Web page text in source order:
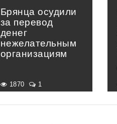
Брянца осудили
за перевод
денег
нежелательным
организациям
1870 1